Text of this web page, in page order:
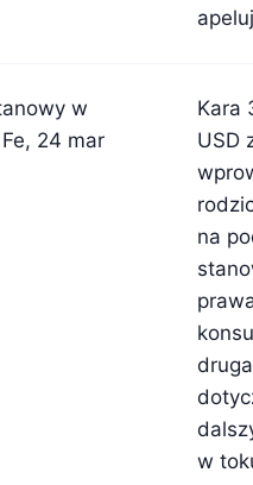
w
24 mar
Kara
USD
na
w